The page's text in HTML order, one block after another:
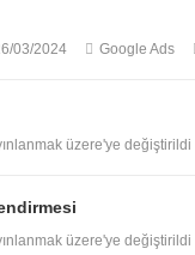
03/2024 Google Ads
üzere'ye değiştirildi
üzere'ye değiştirildi